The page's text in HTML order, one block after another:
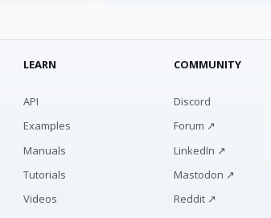
LEARN
API
Examples
Manuals
Tutorials
Videos
COMMUNITY
Discord
Forum ↗
LinkedIn ↗
Mastodon ↗
Reddit ↗